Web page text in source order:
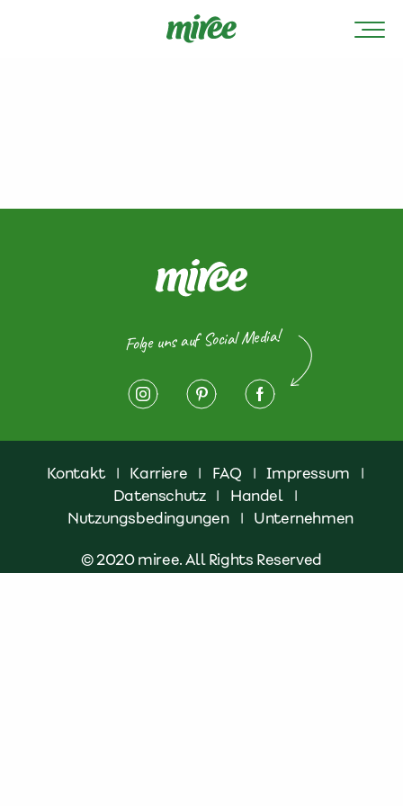
Folge uns auf Social Media!
Kontakt | Karriere | FAQ | Impressum
|
Datenschutz | Handel
|
Nutzungsbedingungen
| Unternehmen
© 2020 miree. All Rights Reserved